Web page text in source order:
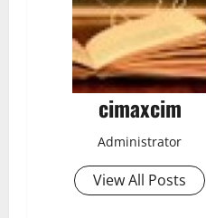
cimaxcim
Administrator
View All Posts